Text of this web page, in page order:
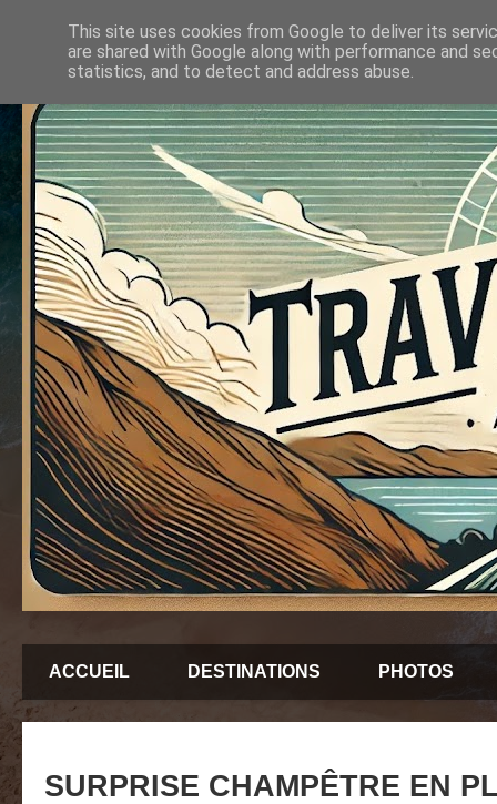
ACCUEIL DESTINATIONS PHOTOS
SURPRISE CHAMPÊTRE EN
This site uses cookies from Google to deliver its
are shared with Google along with performance and
statistics, and to detect and address abuse.